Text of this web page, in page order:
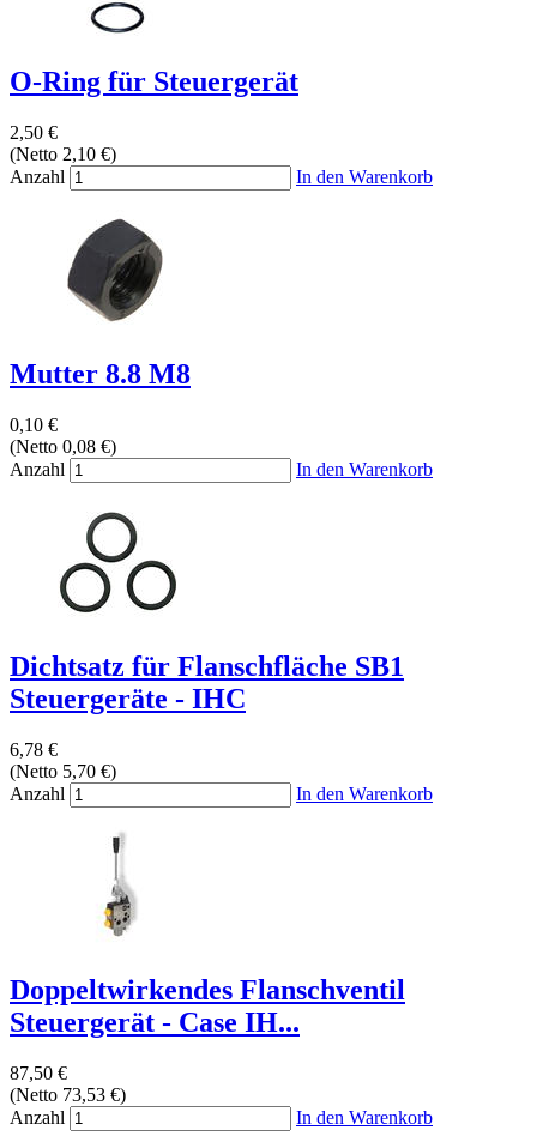
O-Ring für Steuergerät
2,50 €
(Netto 2,10 €)
Anzahl
In den Warenkorb
Mutter 8.8 M8
0,10 €
(Netto 0,08 €)
Anzahl
In den Warenkorb
Dichtsatz für Flanschfläche SB1
Steuergeräte - IHC
6,78 €
(Netto 5,70 €)
Anzahl
In den Warenkorb
Doppeltwirkendes Flanschventil
Steuergerät - Case IH...
87,50 €
(Netto 73,53 €)
Anzahl
In den Warenkorb